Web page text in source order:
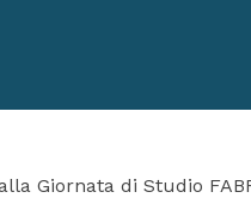
Giornata di Studio